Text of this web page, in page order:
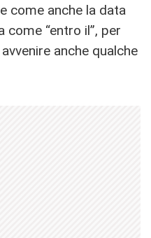
come anche la data
“entro il”, per
anche qualche